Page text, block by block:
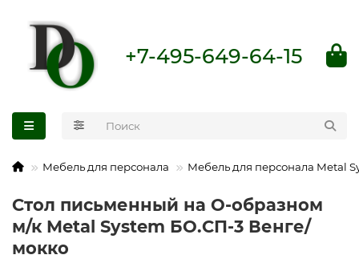
+7-495-649-64-15
Мебель для персонала Мебель для персонала Metal
Стол письменный на О-образном
м/к Metal System БО.СП-3 Венге/
мокко